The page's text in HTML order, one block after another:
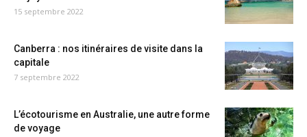
15 septembre 2022
Canberra : nos itinéraires de visite dans la
capitale
7 septembre 2022
L’écotourisme en Australie, une autre forme
de voyage